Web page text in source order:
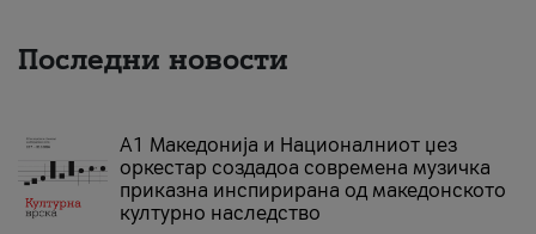
Последни новости
А1 Македонија и Националниот џез
оркестар создадоа современа музичка
приказна инспирирана од македонското
културно наследство